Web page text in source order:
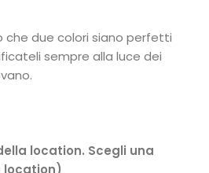
due colori siano perfetti
sempre alla luce dei
location. Scegli una
location)